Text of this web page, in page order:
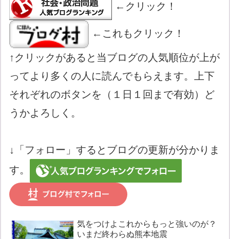
←クリック！
←これもクリック！
↑クリックがあると当ブログの人気順位が上が
ってより多くの人に読んでもらえます。上下
それぞれのボタンを（１日１回まで有効）ど
うかよろしく。
↓「フォロー」するとブログの更新が分かりま
す。
気をつけよこれからもっと強いのが？
いまだ終わらぬ熊本地震